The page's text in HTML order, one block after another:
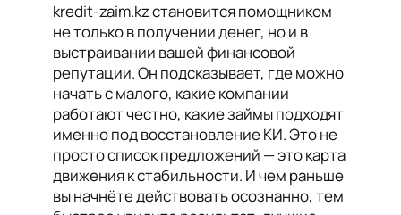
kredit-zaim.kz становится помощником
не только в получении денег, но и в
выстраивании вашей финансовой
репутации. Он подсказывает, где можно
начать с малого, какие компании
работают честно, какие займы подходят
именно под восстановление КИ. Это не
просто список предложений — это карта
движения к стабильности. И чем раньше
вы начнёте действовать осознанно, тем